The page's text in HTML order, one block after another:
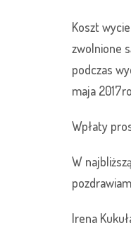
Koszt
zwolnione
podczas
maja
Wpłaty
W
Irena